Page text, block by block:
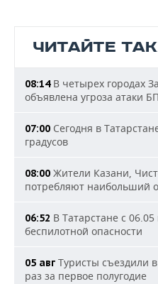
ЧИТАЙТЕ
08:14В четырех городах
объявлена угроза атаки
07:00 Сегодня в
градусов
08:00 Жители Казани,
потребляют наибольший
06:52 В Татарстане с
беспилотной опасности
05 авг Туристы съездили
раз за первое полугодие